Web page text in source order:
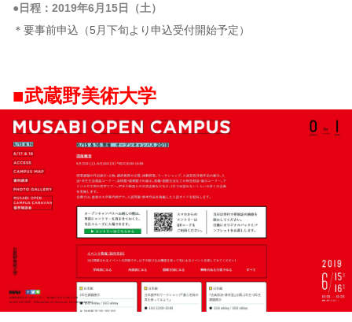
●日程：2019年6月15日（土）
＊要事前申込（5月下旬より申込受付開始予定）
■武蔵野美術大学